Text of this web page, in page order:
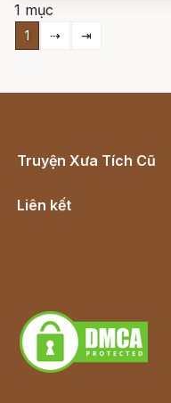
(thời Đường Huyền
1 mục
1 ⇢ ⇥
Truyện Xưa Tích Cũ
Liên kết